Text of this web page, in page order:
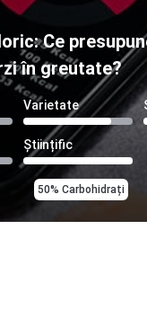
Ce
în greutate?
Varietate
Științific
50% Carbohidrați